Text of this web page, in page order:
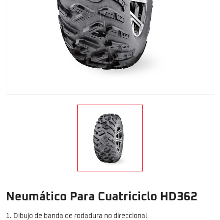
Neumático Para Cuatriciclo HD362
1. Dibujo de banda de rodadura no direccional